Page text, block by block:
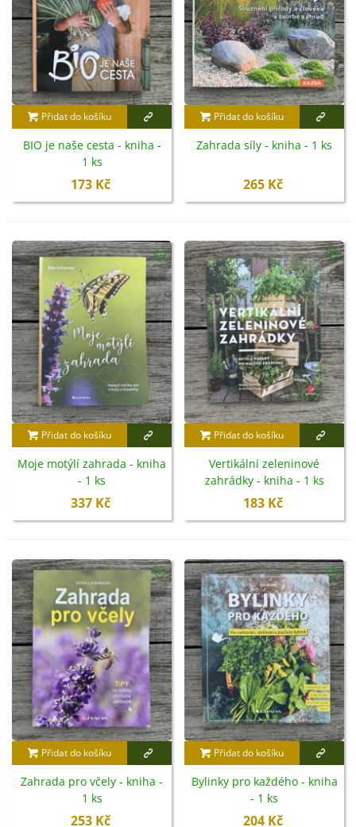
Přidat do košíku
BIO je naše cesta - kniha -
1 ks
173 Kč
Přidat do košíku
Zahrada síly - kniha - 1 ks
265 Kč
Přidat do košíku
Moje motýlí zahrada - kniha
- 1 ks
337 Kč
Přidat do košíku
Vertikální zeleninové
zahrádky - kniha - 1 ks
183 Kč
Přidat do košíku
Zahrada pro včely - kniha -
1 ks
253 Kč
Přidat do košíku
Bylinky pro každého - kniha
- 1 ks
204 Kč